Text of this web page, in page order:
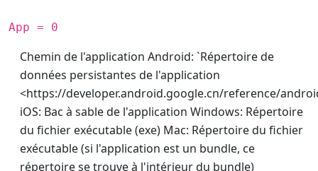
App = 0
Chemin de l'application Android: `Répertoire de
données persistantes de l'application
<https://developer.android.google.cn/reference/
iOS: Bac à sable de l'application Windows: Répertoire
du fichier exécutable (exe) Mac: Répertoire du fichier
exécutable (si l'application est un bundle, ce
répertoire se trouve à l'intérieur du bundle)